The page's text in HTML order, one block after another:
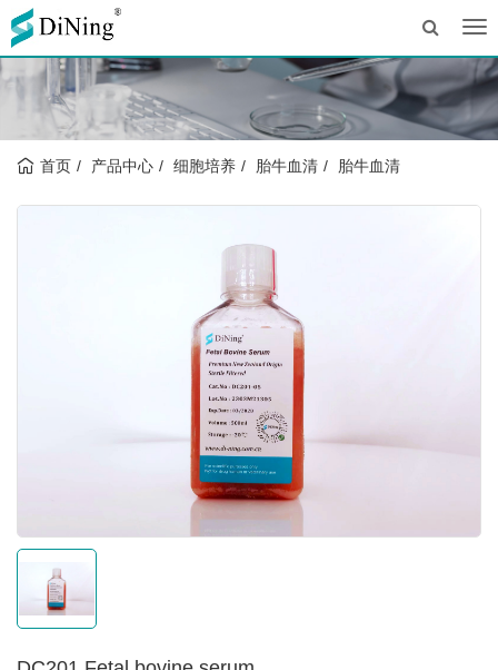
首页 产品中心 细胞培养 胎牛血清 胎牛血清